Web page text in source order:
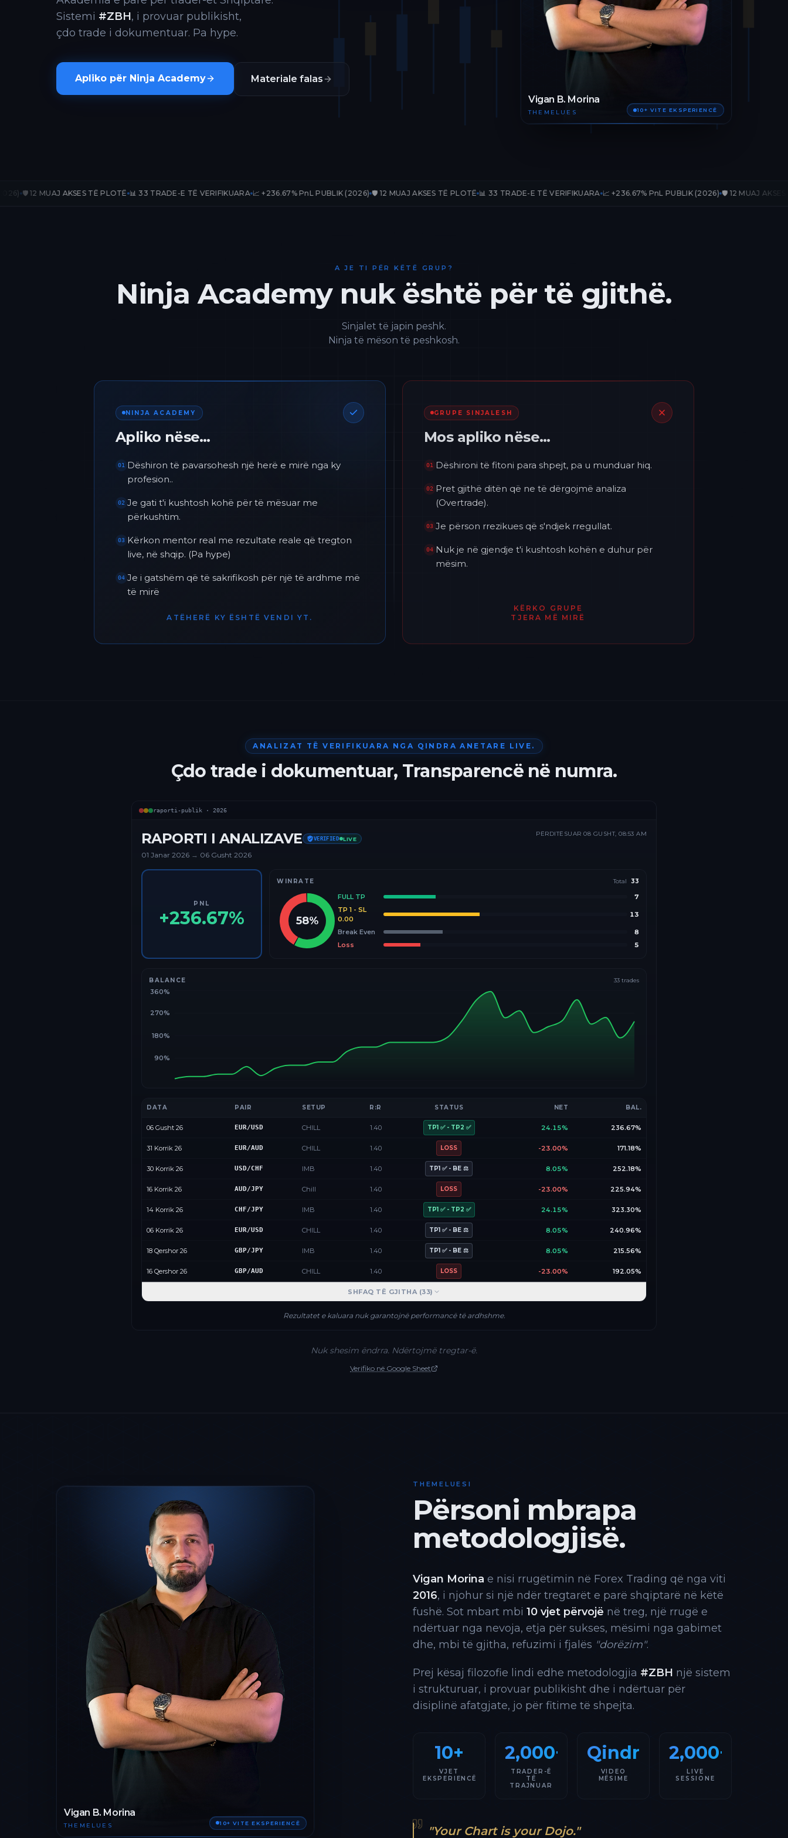
Vigan B. Morina
THEMELUES 10+ VITE EKSPERIENCË
Sistemi #ZBH, i provuar publikisht,
çdo trade i dokumentuar. Pa hype.
Apliko për Ninja Academy Materiale falas
AKSES TË PLOTË 📊 33 TRADE-E TË VERIFIKUARA 📈 +236.67% PnL PUBLIK (2026) 🛡️ 12 MUAJ AKSES TË PLOTË 📊 33 TRADE-E TË VERIFIKUARA 📈 +236.67% PnL PUBLIK (2026) 🛡️ 12 MUAJ AKSES TË PLOTË 📊
A JE TI PËR KËTË GRUP?
Ninja Academy nuk është për të gjithë.
Sinjalet të japin peshk.
Ninja të mëson të peshkosh.
GRUPE SINJALESH
Mos apliko nëse…
01 Dëshironi të fitoni para shpejt, pa u munduar hiq.
02 Pret gjithë ditën që ne të dërgojmë analiza
(Overtrade).
03 Je përson rrezikues që s'ndjek rregullat.
04 Nuk je në gjendje t'i kushtosh kohën e duhur për
mësim.
KËRKO GRUPE
TJERA MË MIRË
NINJA ACADEMY
Apliko nëse…
01
Dëshiron të pavarsohesh një herë e mirë nga ky
profesion..
02 Je gati t'i kushtosh kohë për të mësuar me
përkushtim.
03 Kërkon mentor real me rezultate reale që tregton
live, në shqip. (Pa hype)
04 Je i gatshëm që të sakrifikosh për një të ardhme më
të mirë
ATËHERË KY ËSHTË VENDI YT.
ANALIZAT TË VERIFIKUARA NGA QINDRA ANETARE LIVE.
Çdo trade i dokumentuar, Transparencë në numra.
raporti-publik · 2026
RAPORTI I ANALIZAVE VERIFIED LIVE
01 Janar 2026 → 06 Gusht 2026
PËRDITËSUAR 08 GUSHT, 08:53 AM
PNL
+236.67%
WINRATE Total 33
58%
FULL TP
7
TP 1 - SL
0.00
13
Break Even
8
Loss
5
BALANCE 33 trades
90%
180%
270%
360%
DATA PAIR SETUP R:R STATUS NET BAL.
06 Gusht 26 EUR/USD CHILL 1.40 TP1 ✅ - TP2 ✅ 24.15% 236.67%
31 Korrik 26 EUR/AUD CHILL 1.40 LOSS -23.00% 171.18%
30 Korrik 26 USD/CHF IMB 1.40 TP1 ✅ - BE ⚖️ 8.05% 252.18%
16 Korrik 26 AUD/JPY Chill 1.40 LOSS -23.00% 225.94%
14 Korrik 26 CHF/JPY IMB 1.40 TP1 ✅ - TP2 ✅ 24.15% 323.30%
06 Korrik 26 EUR/USD CHILL 1.40 TP1 ✅ - BE ⚖️ 8.05% 240.96%
18 Qershor 26 GBP/JPY IMB 1.40 TP1 ✅ - BE ⚖️ 8.05% 215.56%
16 Qershor 26 GBP/AUD CHILL 1.40 LOSS -23.00% 192.05%
SHFAQ TË GJITHA (33)
Rezultatet e kaluara nuk garantojnë performancë të ardhshme.
Nuk shesim ëndrra. Ndërtojmë tregtar-ë.
Verifiko në Google Sheet
Vigan B. Morina
THEMELUES 10+ VITE EKSPERIENCË
THEMELUESI
Përsoni mbrapa
metodologjisë.
Vigan Morina e nisi rrugëtimin në Forex Trading që nga viti
2016, i njohur si një ndër tregtarët e parë shqiptarë në këtë
fushë. Sot mbart mbi 10 vjet përvojë në treg, një rrugë e
ndërtuar nga nevoja, etja për sukses, mësimi nga gabimet
dhe, mbi të gjitha, refuzimi i fjalës "dorëzim".
Prej kësaj filozofie lindi edhe metodologjia #ZBH një sistem
i strukturuar, i provuar publikisht dhe i ndërtuar për
disiplinë afatgjate, jo për fitime të shpejta.
10+
VJET
EKSPERIENCË
2,000+
TRADER-Ë
TË
TRAJNUAR
Qindra
VIDEO
MËSIME
2,000+
LIVE
SESSIONE
"Your Chart is your Dojo."